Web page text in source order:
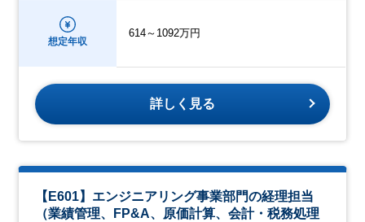
想定年収
614～1092万円
詳しく見る
【E601】エンジニアリング事業部門の経理担当
（業績管理、FP&A、原価計算、会計・税務処理